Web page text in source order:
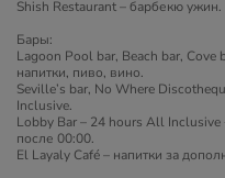
Shish Restaurant – барбекю ужин.
Бары:
Lagoon Pool bar, Beach bar, Cove
напитки, пиво, вино.
Seville’s bar, No Where
Inclusive.
Lobby Bar – 24 hours All Inclusive
после 00:00.
El Layaly Café – напитки за